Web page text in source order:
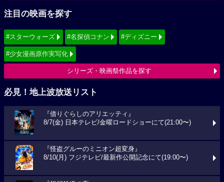
注目の映画を探す
#スターウォーズ #名探偵コナン #ディズニー
#少女漫画原作実写化
シリーズ・映画祭作品を探す
必見！地上波放送リスト
『借りぐらしのアリエッティ』
8/7(金) 日本テレビ/金曜ロードショーにて(21:00〜)
『怪盗グルーのミニオン超変身』
8/10(月) フジテレビ/最新作公開記念にて(19:00〜)